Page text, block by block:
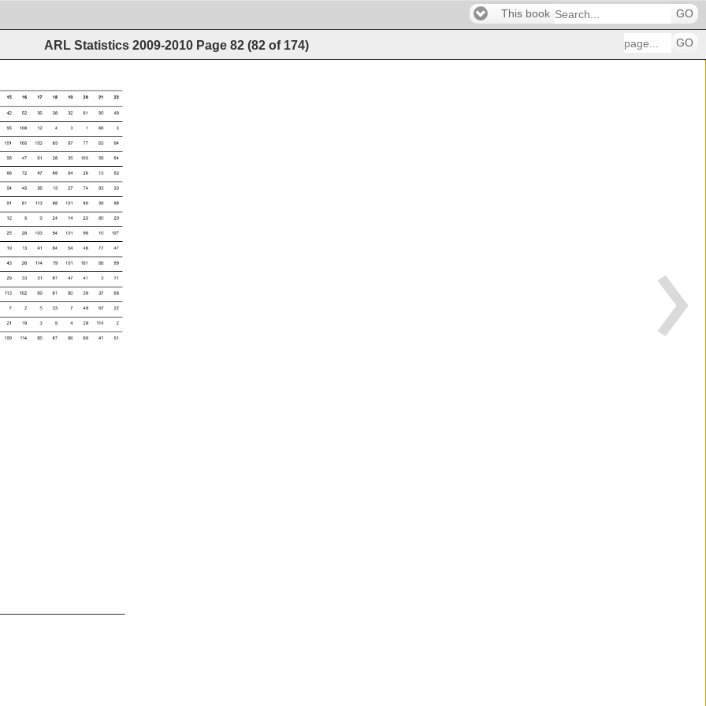
This book GO
ARL Statistics 2009-2010 Page 82 (82 of 174) GO







































































































































